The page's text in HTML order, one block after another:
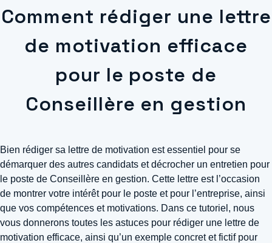
Comment rédiger une lettre
de motivation efficace
pour le poste de
Conseillère en gestion
Bien rédiger sa lettre de motivation est essentiel pour se
démarquer des autres candidats et décrocher un entretien pour
le poste de Conseillère en gestion. Cette lettre est l’occasion
de montrer votre intérêt pour le poste et pour l’entreprise, ainsi
que vos compétences et motivations. Dans ce tutoriel, nous
vous donnerons toutes les astuces pour rédiger une lettre de
motivation efficace, ainsi qu’un exemple concret et fictif pour